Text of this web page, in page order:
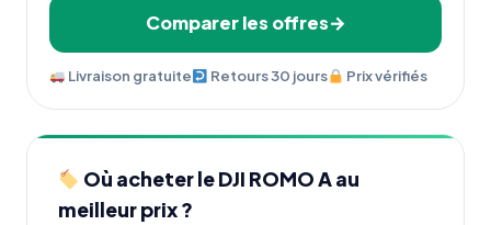
Comparer les offres
Livraison gratuite Retours 30 jours Prix vérifiés
Où acheter le DJI ROMO A au
meilleur prix ?